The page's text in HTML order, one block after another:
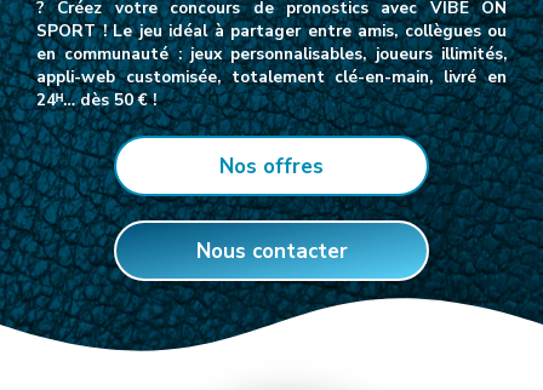
? Créez votre concours de pronostics avec VIBE ON
SPORT ! Le jeu idéal à partager entre amis, collègues ou
en communauté : jeux personnalisables, joueurs illimités,
appli-web customisée, totalement clé-en-main, livré en
24ᴴ… dès 50 € !
Nos offres
Nous contacter